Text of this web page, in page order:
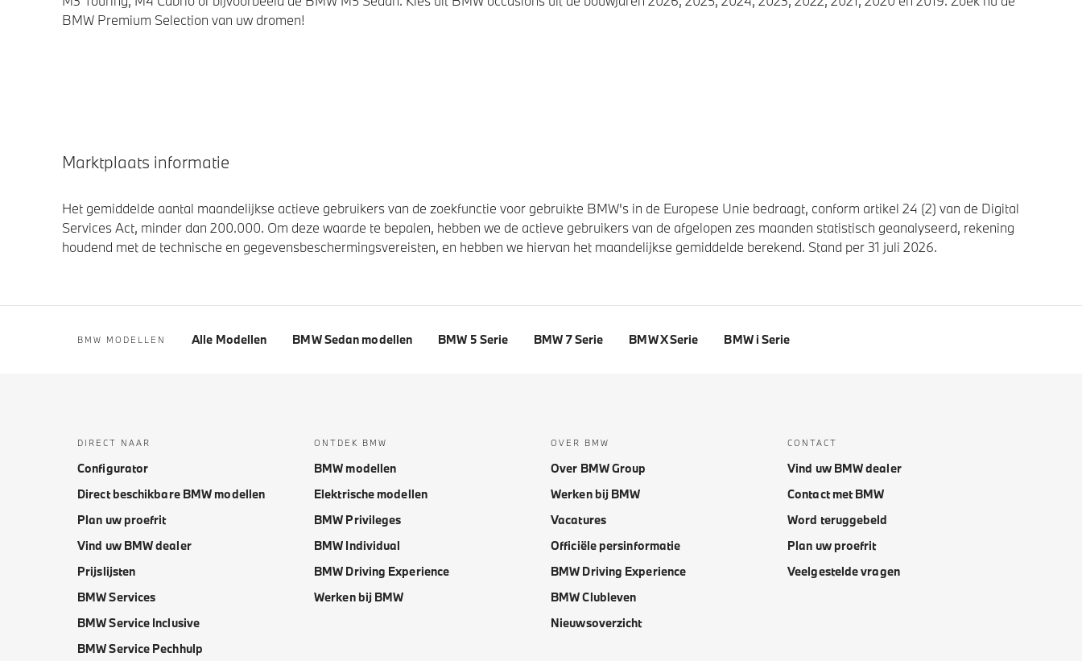
BMW Premium Selection van uw dromen!
Marktplaats informatie
Het gemiddelde aantal maandelijkse actieve gebruikers van de zoekfunctie voor gebruikte BMW's in de Europese Unie bedraagt, conform artikel 24 (2) van de Digital
Services Act, minder dan 200.000. Om deze waarde te bepalen, hebben we de actieve gebruikers van de afgelopen zes maanden statistisch geanalyseerd, rekening
houdend met de technische en gegevensbeschermingsvereisten, en hebben we hiervan het maandelijkse gemiddelde berekend. Stand per 31 juli 2026.
BMW MODELLEN Alle Modellen BMW Sedan modellen BMW 5 Serie BMW 7 Serie BMW X Serie BMW i Serie
DIRECT NAAR
Configurator
Direct beschikbare BMW modellen
Plan uw proefrit
Vind uw BMW dealer
Prijslijsten
BMW Services
BMW Service Inclusive
BMW Service Pechhulp
ONTDEK BMW
BMW modellen
Elektrische modellen
BMW Privileges
BMW Individual
BMW Driving Experience
Werken bij BMW
OVER BMW
Over BMW Group
Werken bij BMW
Vacatures
Officiële persinformatie
BMW Driving Experience
BMW Clubleven
Nieuwsoverzicht
CONTACT
Vind uw BMW dealer
Contact met BMW
Word teruggebeld
Plan uw proefrit
Veelgestelde vragen